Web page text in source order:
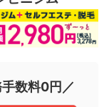
数料0円／